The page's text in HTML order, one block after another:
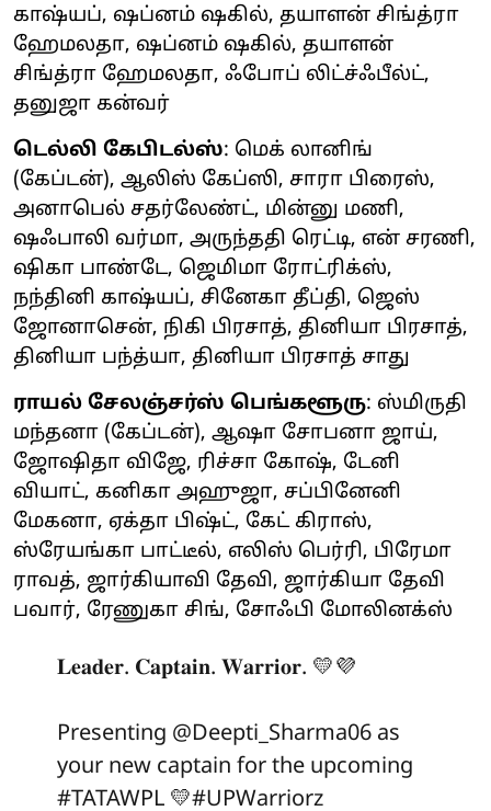
காஷ்யப், ஷப்னம் ஷகில், தயாளன் சிங்த்ரா
ஹேமலதா, ஷப்னம் ஷகில், தயாளன்
சிங்த்ரா ஹேமலதா, ஃபோப் லிட்ச்ஃபீல்ட்,
தனுஜா கன்வர்
டெல்லி கேபிடல்ஸ்: மெக் லானிங்
(கேப்டன்), ஆலிஸ் கேப்ஸி, சாரா பிரைஸ்,
அனாபெல் சதர்லேண்ட், மின்னு மணி,
ஷஃபாலி வர்மா, அருந்ததி ரெட்டி, என் சரணி,
ஷிகா பாண்டே, ஜெமிமா ரோட்ரிக்ஸ்,
நந்தினி காஷ்யப், சினேகா தீப்தி, ஜெஸ்
ஜோனாசென், நிகி பிரசாத், தினியா பிரசாத்,
தினியா பந்த்யா, தினியா பிரசாத் சாது
ராயல் சேலஞ்சர்ஸ் பெங்களூரு: ஸ்மிருதி
மந்தனா (கேப்டன்), ஆஷா சோபனா ஜாய்,
ஜோஷிதா விஜே, ரிச்சா கோஷ், டேனி
வியாட், கனிகா அஹுஜா, சப்பினேனி
மேகனா, ஏக்தா பிஷ்ட், கேட் கிராஸ்,
ஸ்ரேயங்கா பாட்டீல், எலிஸ் பெர்ரி, பிரேமா
ராவத், ஜார்கியாவி தேவி, ஜார்கியா தேவி
பவார், ரேணுகா சிங், சோஃபி மோலினக்ஸ்
𝐋𝐞𝐚𝐝𝐞𝐫. 𝐂𝐚𝐩𝐭𝐚𝐢𝐧. 𝐖𝐚𝐫𝐫𝐢𝐨𝐫. 💛💜
Presenting @Deepti_Sharma06 as
your new captain for the upcoming
#TATAWPL 💛#UPWarriorz